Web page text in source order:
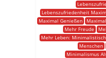
Lebenszufriedenheit
Maximal Genießen
Mehr Freude
Mehr Leben:
Menschen
Minimalismus